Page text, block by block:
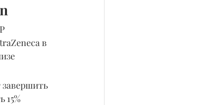
в
15%